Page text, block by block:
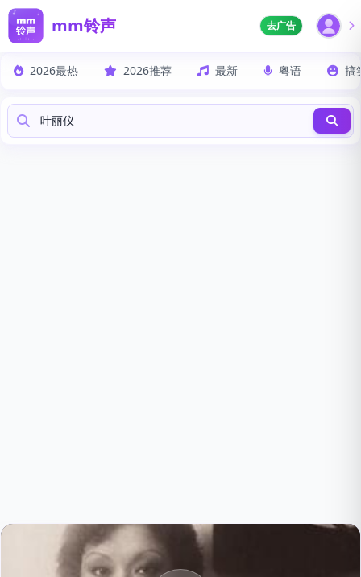
mm铃声 去广告
2026最热 2026推荐 最新 粤语 搞